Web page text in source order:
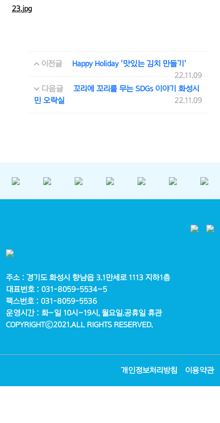
이전글
Happy Holiday '맛있는 김치 만들기'
22.11.09
다음글
꼬리에 꼬리를 무는 SDGs 이야기 화성시
민 오락실
22.11.09
주소 : 경기도 화성시 향남읍 3.1만세로 1113 지하1층
대표번호 : 031-8059-5534~5
팩스번호 : 031-8059-5536
운영시간 : 화~일 10시~19시, 월요일.공휴일 휴관
COPYRIGHTⓒ2021.ALL RIGHTS RESERVED.
개인정보처리방침 이용약관